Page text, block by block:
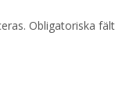
Obligatoriska fält